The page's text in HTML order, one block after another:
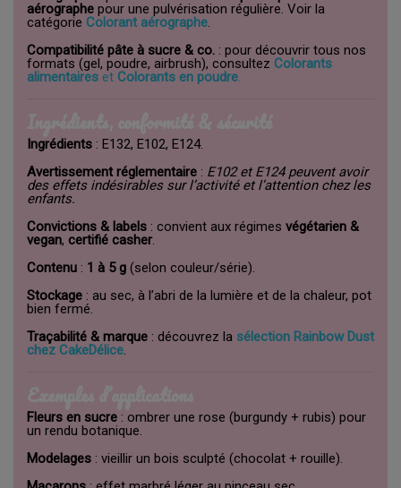
aérographe pour une pulvérisation régulière. Voir la
catégorie Colorant aérographe.
Compatibilité pâte à sucre & co. : pour découvrir tous nos
formats (gel, poudre, airbrush), consultez Colorants
alimentaires et Colorants en poudre.
Ingrédients : E132, E102, E124.
Avertissement réglementaire : E102 et E124 peuvent avoir
des effets indésirables sur l’activité et l’attention chez les
enfants.
Convictions & labels : convient aux régimes végétarien &
vegan, certifié casher.
Contenu : 1 à 5 g (selon couleur/série).
Stockage : au sec, à l’abri de la lumière et de la chaleur, pot
bien fermé.
Traçabilité & marque : découvrez la sélection Rainbow Dust
chez CakeDélice.
Fleurs en sucre : ombrer une rose (burgundy + rubis) pour
un rendu botanique.
Modelages : vieillir un bois sculpté (chocolat + rouille).